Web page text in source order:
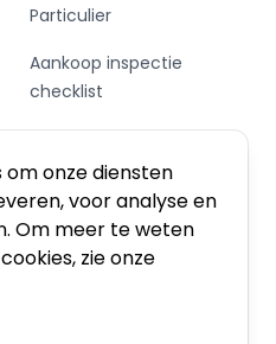
om onze diensten
voor analyse en
Om meer te weten
zie onze
Particulier
Aankoop inspectie
checklist
Private Leasen,
Financieren of Kopen?